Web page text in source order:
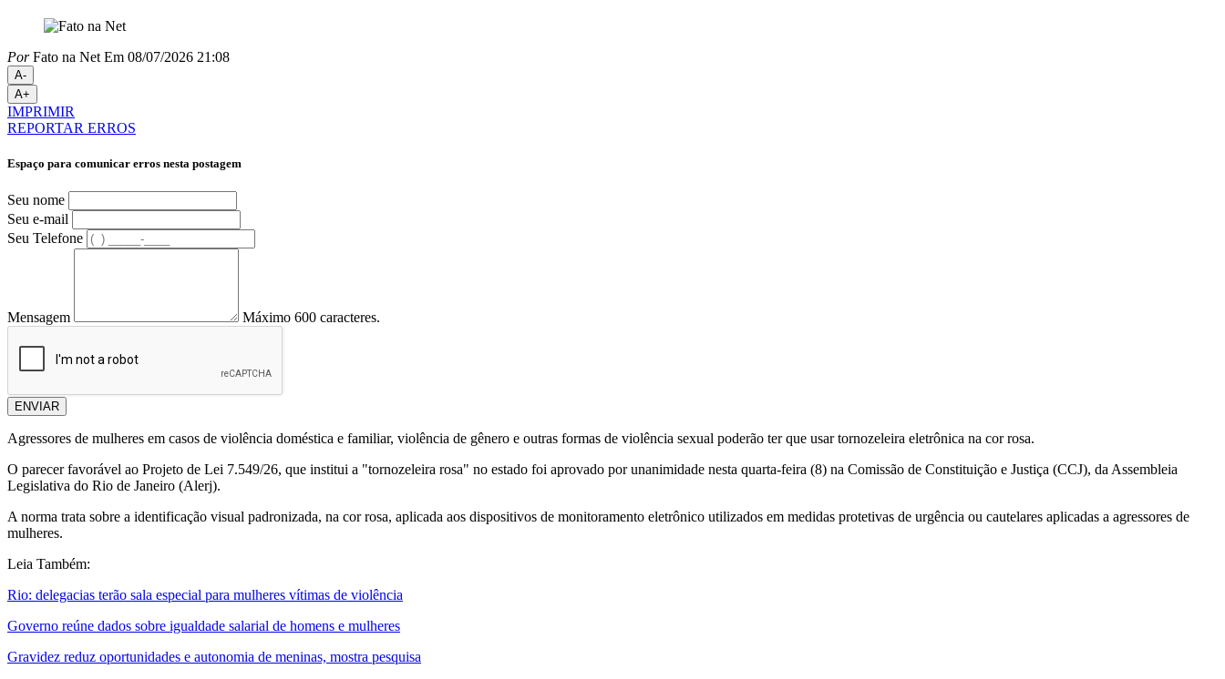
PorFato na Net Em 08/07/2026 21:08
A-
A+
IMPRIMIR
REPORTAR ERROS
Espaço para comunicar erros nesta postagem
Seu nome
Seu e-mail
Seu Telefone
Mensagem Máximo 600 caracteres.
ENVIAR
Agressores de mulheres em casos de violência doméstica e familiar, violência de gênero e outras formas de violência sexual poderão ter que usar tornozeleira eletrônica na cor rosa.
O parecer favorável ao Projeto de Lei 7.549/26, que institui a "tornozeleira rosa" no estado foi aprovado por unanimidade nesta quarta-feira (8) na Comissão de Constituição e Justiça (CCJ), da Assembleia
Legislativa do Rio de Janeiro (Alerj).
A norma trata sobre a identificação visual padronizada, na cor rosa, aplicada aos dispositivos de monitoramento eletrônico utilizados em medidas protetivas de urgência ou cautelares aplicadas a agressores de
mulheres.
Leia Também:
Rio: delegacias terão sala especial para mulheres vítimas de violência
Governo reúne dados sobre igualdade salarial de homens e mulheres
Gravidez reduz oportunidades e autonomia de meninas, mostra pesquisa